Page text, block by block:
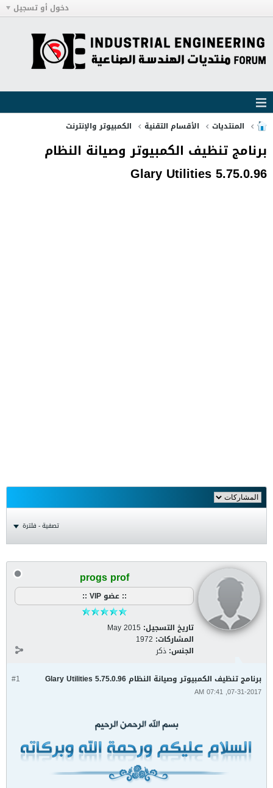
دخول أو تسجيل
المنتديات الأقسام التقنية الكمبيوتر والإنترنت
برنامج تنظيف الكمبيوتر وصيانة النظام
Glary Utilities 5.75.0.96
تصفية - فلترة
progs prof
:: عضو VIP ::
تاريخ التسجيل: May 2015
المشاركات: 1972
الجنس: ذكر
#1 برنامج تنظيف الكمبيوتر وصيانة النظام Glary Utilities 5.75.0.96
07-31-2017, 07:41 AM